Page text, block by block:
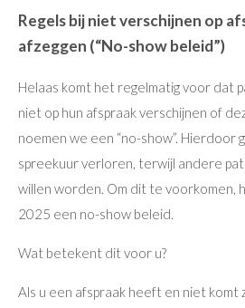
Regels bij niet verschijnen op
afzeggen (“No-show beleid”)
Helaas komt het regelmatig voor dat
niet op hun afspraak verschijnen of
noemen we een “no-show”. Hierdoor
spreekuur verloren, terwijl andere
willen worden. Om dit te voorkomen,
2025 een no-show beleid.
Wat betekent dit voor u?
Als u een afspraak heeft en niet